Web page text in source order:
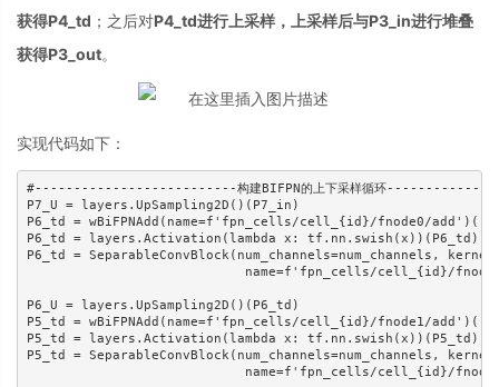
获得P4_td ；之后对P4_td进行上采样，上采样后与P3_in进行堆叠
获得P3_out。
实现代码如下：
#--------------------------构建BIFPN的上下采样循环
P7_U = layers.UpSampling2D()(P7_in)
P6_td = wBiFPNAdd(name=f'fpn_cells/cell_{id}/fnode0/
P6_td = layers.Activation(lambda x: tf.nn.swish(x))(P6_td)
P6_td = SeparableConvBlock(num_channels=num_channels,
name=f'fpn_cells/cell_{id}/
P6_U = layers.UpSampling2D()(P6_td)
P5_td = wBiFPNAdd(name=f'fpn_cells/cell_{id}/fnode1/
P5_td = layers.Activation(lambda x: tf.nn.swish(x))(P5_td)
P5_td = SeparableConvBlock(num_channels=num_channels,
name=f'fpn_cells/cell_{id}/